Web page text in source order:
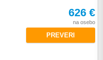
626 €
na osebo
PREVERI